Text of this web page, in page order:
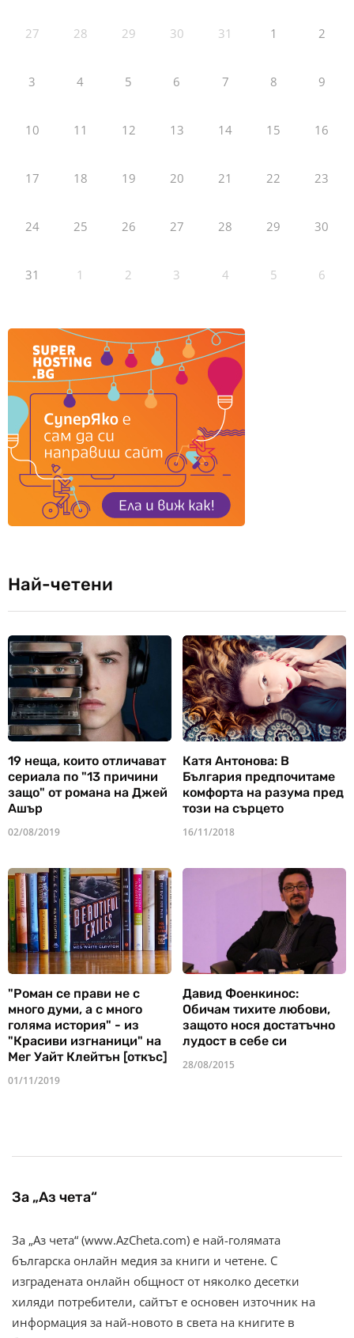
27 28 29 30 31 1 2
3 4 5 6 7 8 9
10 11 12 13 14 15 16
17 18 19 20 21 22 23
24 25 26 27 28 29 30
31 1 2 3 4 5 6
Най-четени
19 неща, които отличават
сериала по "13 причини
защо" от романа на Джей
Ашър
02/08/2019
Катя Антонова: В
България предпочитаме
комфорта на разума пред
този на сърцето
16/11/2018
"Роман се прави не с
много думи, а с много
голяма история" - из
"Красиви изгнаници" на
Мег Уайт Клейтън [откъс]
01/11/2019
Давид Фоенкинос:
Обичам тихите любови,
защото нося достатъчно
лудост в себе си
28/08/2015
За „Аз чета“
За „Аз чета“ (www.AzCheta.com) е най-голямата
българска онлайн медия за книги и четене. С
изградената онлайн общност от няколко десетки
хиляди потребители, сайтът е основен източник на
информация за най-новото в света на книгите в